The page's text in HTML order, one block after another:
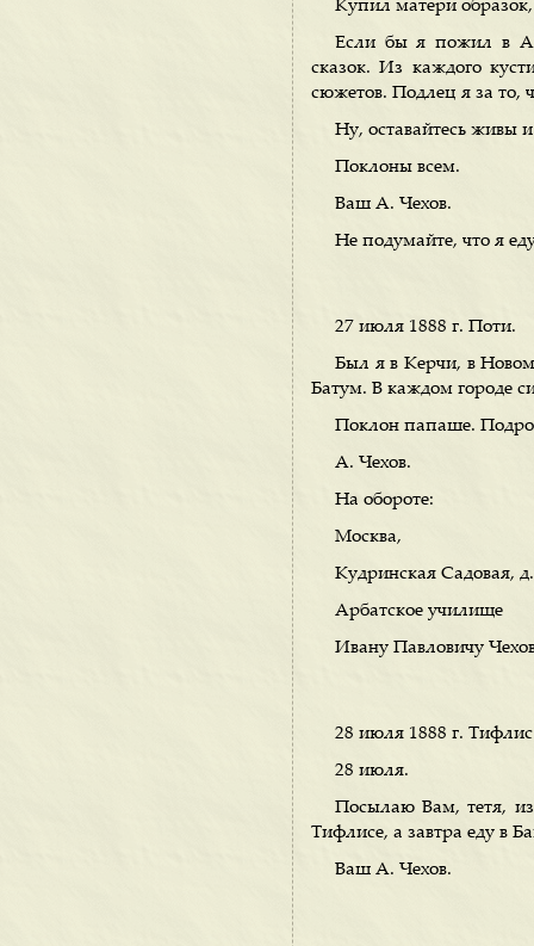
Купил матери
Если бы я пожил в
сказок. Из каждого
сюжетов. Подлец я за то,
Ну, оставайтесь живы
Поклоны всем.
Ваш А. Чехов.
Не подумайте, что я
27 июля 1888 г. Поти.
Был я в Керчи, в
Батум. В каждом городе
Поклон папаше.
А. Чехов.
На обороте:
Москва,
Кудринская Садовая,
Арбатское училище
Ивану Павловичу
28 июля 1888 г.
28 июля.
Посылаю Вам, тетя,
Тифлисе, а завтра еду в
Ваш А. Чехов.